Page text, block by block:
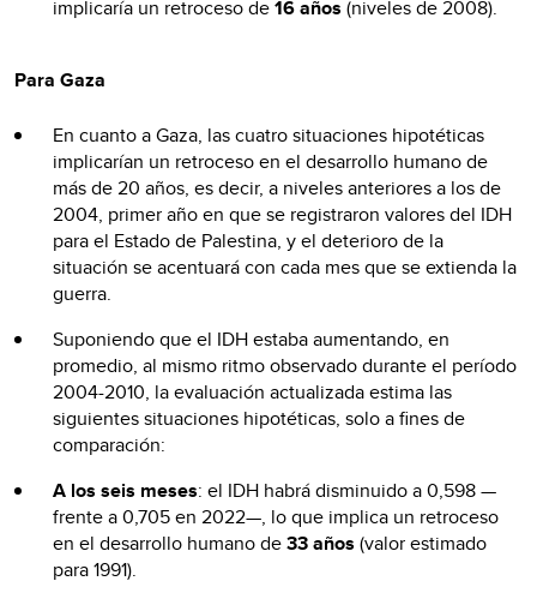
implicaría un retroceso de16 años (niveles de 2008).
Para Gaza
En cuanto a Gaza, las cuatro situaciones hipotéticas
implicarían un retroceso en el desarrollo humano de
más de 20 años, es decir, a niveles anteriores a los de
2004, primer año en que se registraron valores del IDH
para el Estado de Palestina, y el deterioro de la
situación se acentuará con cada mes que se extienda la
guerra.
Suponiendo que el IDH estaba aumentando, en
promedio, al mismo ritmo observado durante el período
2004-2010, la evaluación actualizada estima las
siguientes situaciones hipotéticas, solo a fines de
comparación:
A los seis meses: el IDH habrá disminuido a 0,598 —
frente a 0,705 en 2022—, lo que implica un retroceso
en el desarrollo humano de33 años (valor estimado
para 1991).